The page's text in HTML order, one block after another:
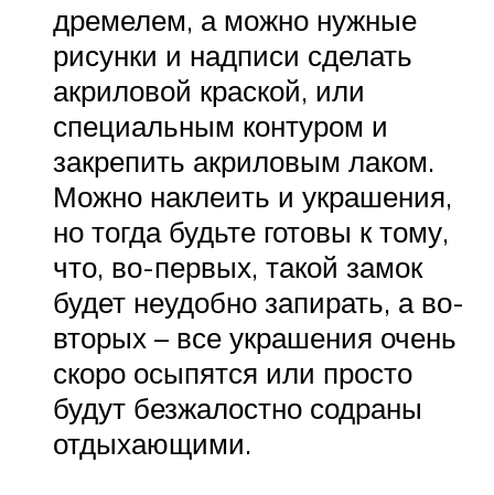
дремелем, а можно нужные
рисунки и надписи сделать
акриловой краской, или
специальным контуром и
закрепить акриловым лаком.
Можно наклеить и украшения,
но тогда будьте готовы к тому,
что, во-первых, такой замок
будет неудобно запирать, а во-
вторых – все украшения очень
скоро осыпятся или просто
будут безжалостно содраны
отдыхающими.